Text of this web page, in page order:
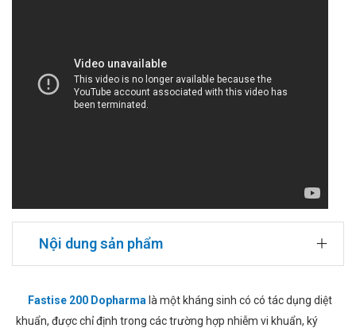
Nội dung sản phẩm
Fastise 200 Dopharma là một kháng sinh có có tác dụng diệt
khuẩn, được chỉ định trong các trường hợp nhiễm vi khuẩn, ký